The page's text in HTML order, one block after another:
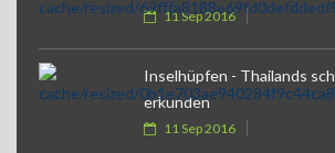
11 Sep 2016
Inselhüpfen - Thailands
erkunden
11 Sep 2016